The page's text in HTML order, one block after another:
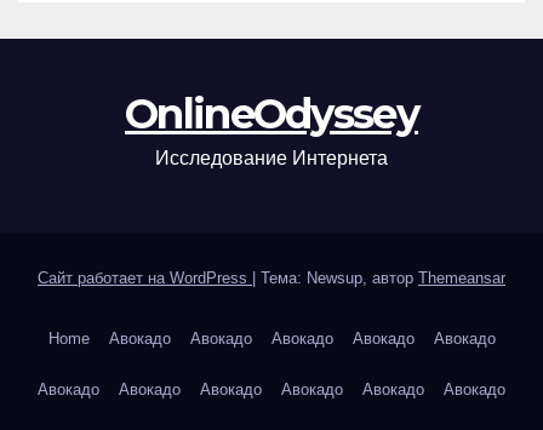
OnlineOdyssey
Исследование Интернета
Сайт работает на WordPress Тема: Newsup, автор Themeansar
Home Авокадо Авокадо Авокадо Авокадо Авокадо
Авокадо Авокадо Авокадо Авокадо Авокадо Авокадо